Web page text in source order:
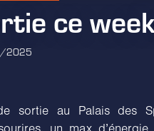
ce
2025
sortie au Palais des